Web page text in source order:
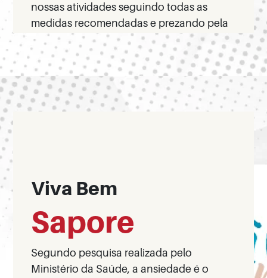
nossas atividades seguindo todas as
medidas recomendadas e prezando pela
saúde de nossos clientes e
colaboradores.
Viva Bem
Sapore
Segundo pesquisa realizada pelo
Ministério da Saúde, a ansiedade é o